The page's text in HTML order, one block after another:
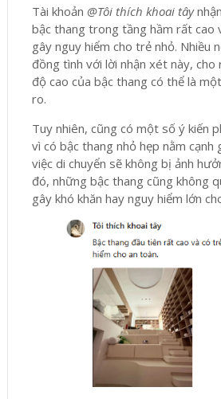
Tài khoản @Tôi thích khoai tây
bậc thang trong tầng hầm rất cao
gây nguy hiểm cho trẻ nhỏ. Nhiều
đồng tình với lời nhận xét này, cho
độ cao của bậc thang có thể là
ro.
Tuy nhiên, cũng có một số ý kiến
vì có bậc thang nhỏ hẹp nằm cạnh
việc di chuyển sẽ không bị ảnh
đó, những bậc thang cũng không
gây khó khăn hay nguy hiểm lớn